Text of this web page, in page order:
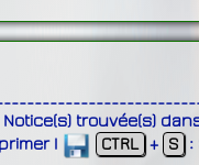
Notice(s) trouvée(s)
| CTRL + S :